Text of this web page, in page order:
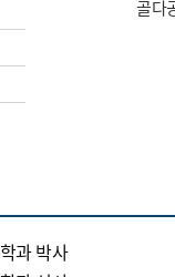
골다
과 박사